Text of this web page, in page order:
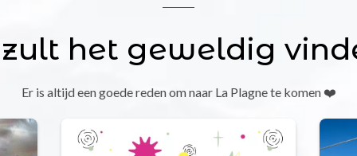
het geweldig
Er is altijd een goede reden om naar La Plagne te komen ❤️